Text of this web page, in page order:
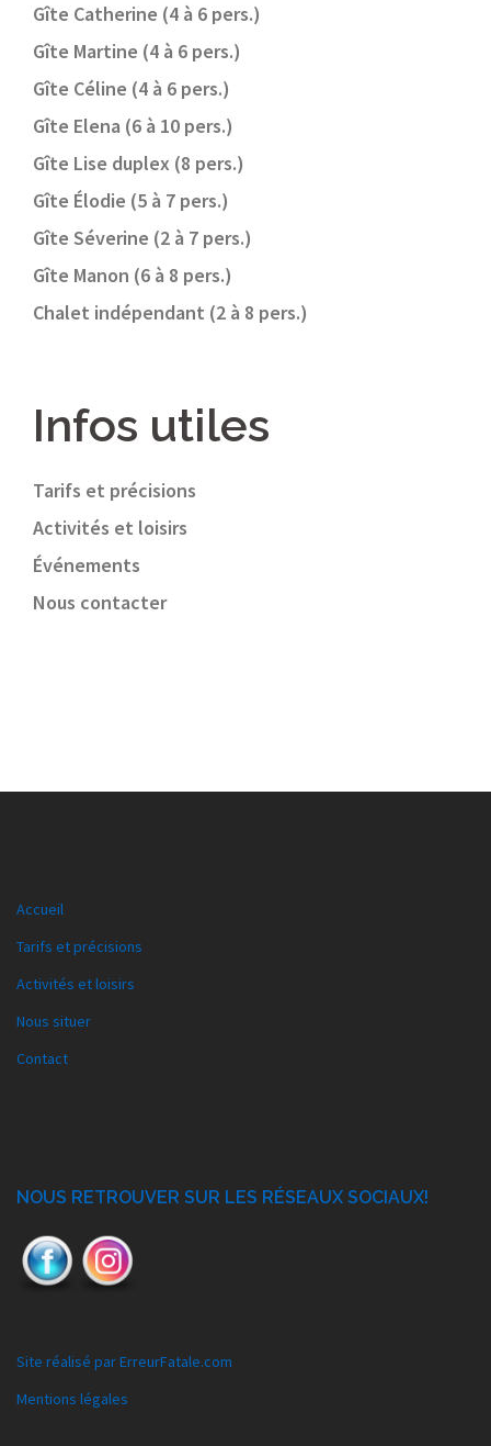
Gîte Catherine (4 à 6 pers.)
Gîte Martine (4 à 6 pers.)
Gîte Céline (4 à 6 pers.)
Gîte Elena (6 à 10 pers.)
Gîte Lise duplex (8 pers.)
Gîte Élodie (5 à 7 pers.)
Gîte Séverine (2 à 7 pers.)
Gîte Manon (6 à 8 pers.)
Chalet indépendant (2 à 8 pers.)
Infos utiles
Tarifs et précisions
Activités et loisirs
Événements
Nous contacter
Accueil
Tarifs et précisions
Activités et loisirs
Nous situer
Contact
NOUS RETROUVER SUR LES RÉSEAUX SOCIAUX!
Site réalisé par ErreurFatale.com
Mentions légales